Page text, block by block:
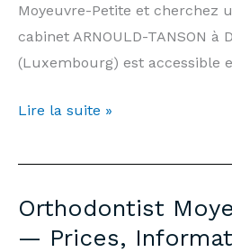
Practice
Luxembourg
Moyeuvre-Petite et cherchez
cabinet ARNOULD-TANSON à
(Luxembourg) est accessible
Orthodontiste
Petite
Prix,
Informations
Lire la suite »
Orthodontist
— Prices,